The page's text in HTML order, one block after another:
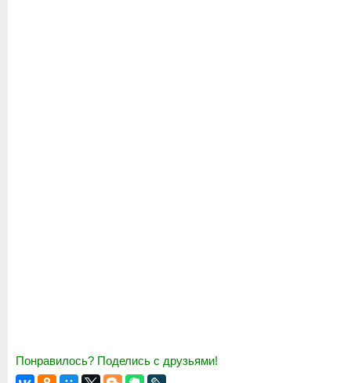
Понравилось? Поделись с друзьями!